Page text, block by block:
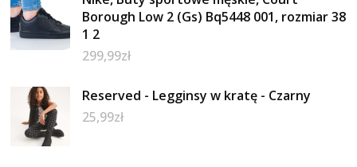
Borough Low 2 (Gs) Bq5448 001, rozmiar 38
1 2
299,99zł
Reserved - Legginsy w kratę - Czarny
25,99zł